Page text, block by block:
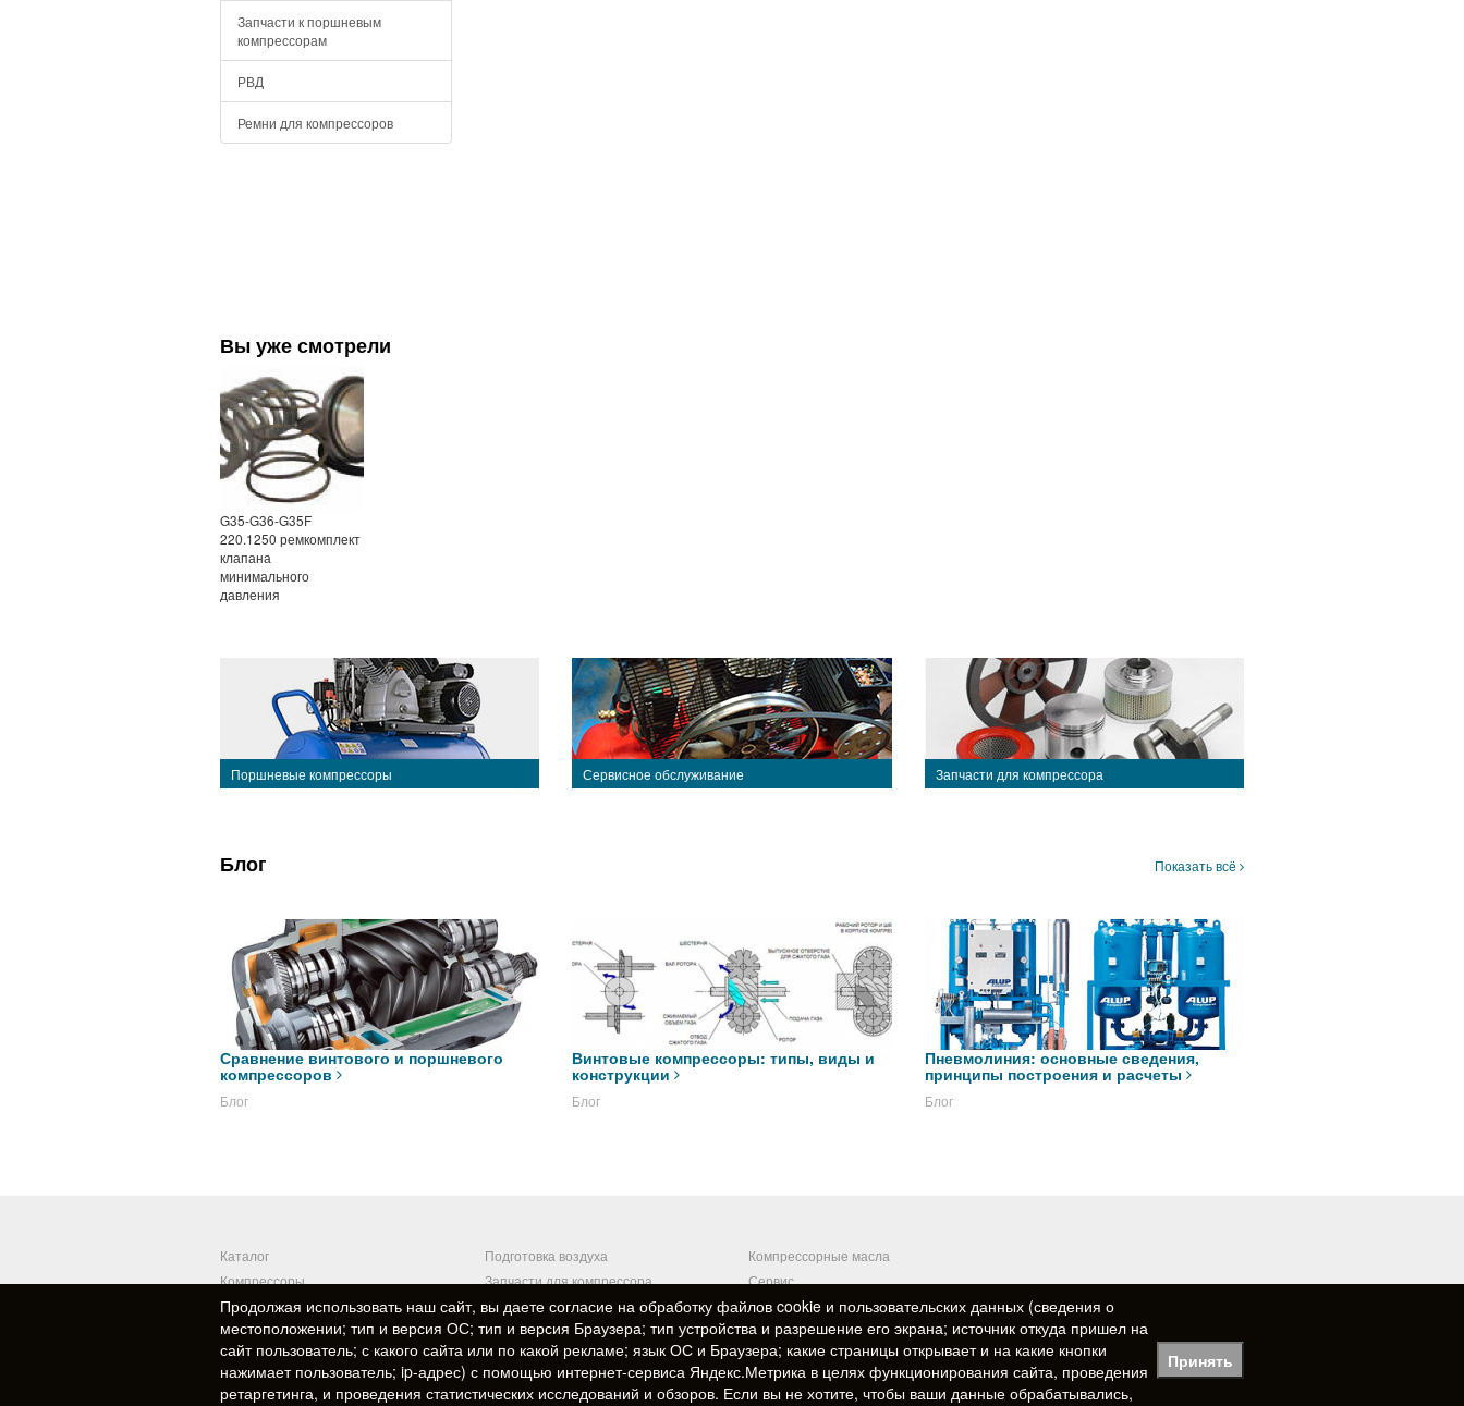
Запчасти к поршневым
компрессорам
РВД
Ремни для компрессоров
Вы уже смотрели
G35-G36-G35F
220.1250 ремкомплект
клапана
минимального
давления
Поршневые компрессоры Сервисное обслуживание Запчасти для компрессора
Блог Показать всё
Сравнение винтового и поршневого
компрессоров
Блог
Винтовые компрессоры: типы, виды и
конструкции
Блог
Пневмолиния: основные сведения,
принципы построения и расчеты
Блог
Каталог
Компрессоры
Подготовка воздуха
Запчасти для компрессора
Компрессорные масла
Сервис
Политика конфиденциальности
© 2026Пневматик, ООО Архитекторная, 38,Челябинск +7 (351) 264‒13‒03
Продолжая использовать наш сайт, вы даете согласие на обработку файлов cookie и пользовательских данных (сведения о
местоположении; тип и версия ОС; тип и версия Браузера; тип устройства и разрешение его экрана; источник откуда пришел на
сайт пользователь; с какого сайта или по какой рекламе; язык ОС и Браузера; какие страницы открывает и на какие кнопки
нажимает пользователь; ip-адрес) с помощью интернет-сервиса Яндекс.Метрика в целях функционирования сайта, проведения
ретаргетинга, и проведения статистических исследований и обзоров. Если вы не хотите, чтобы ваши данные обрабатывались,
Принять